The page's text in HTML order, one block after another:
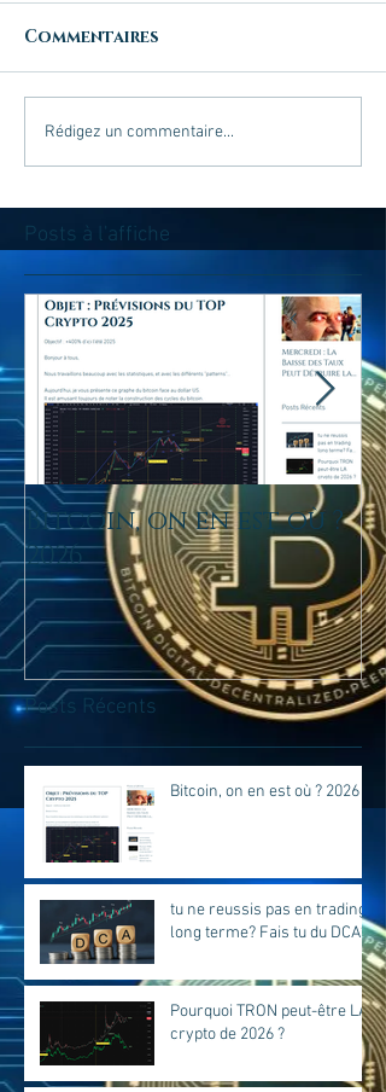
Commentaires
Rédigez un commentaire...
Posts à l'affiche
Bitcoin, on en est où ?
2026
Posts Récents
Bitcoin, on en est où ? 2026
tu ne reussis pas en trading
long terme? Fais tu du DCA?
Pourquoi TRON peut-être LA
crypto de 2026 ?